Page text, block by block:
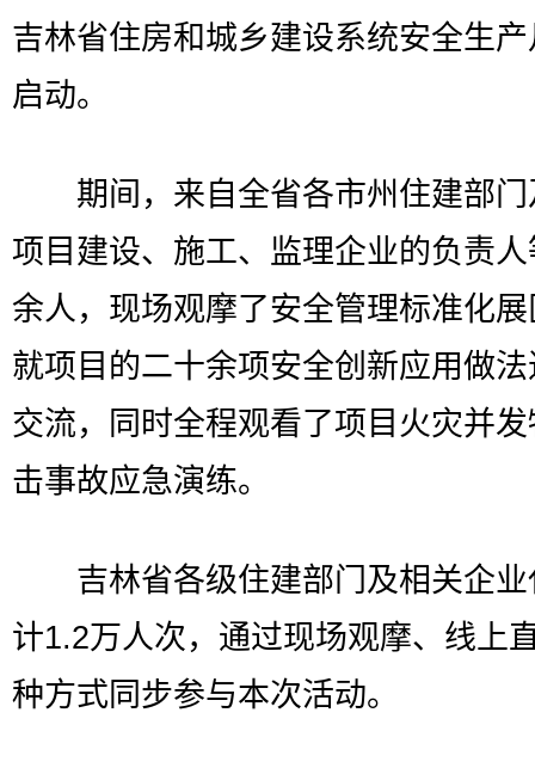
吉林省住房和城乡建设系统安全生
启动。
期间，来自全省各市州住建部门
项目建设、施工、监理企业的负责
余人，现场观摩了安全管理标准化
就项目的二十余项安全创新应用做
交流，同时全程观看了项目火灾并
击事故应急演练。
吉林省各级住建部门及相关企业
计1.2万人次，通过现场观摩、线上
种方式同步参与本次活动。